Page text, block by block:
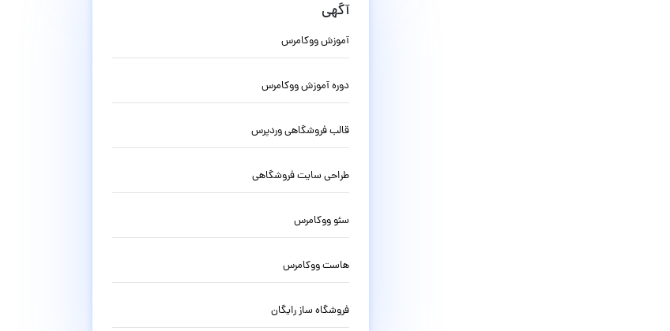
آگهی
آموزش ووکامرس
دوره آموزش ووکامرس
قالب فروشگاهی وردپرس
طراحی سایت فروشگاهی
سئو ووکامرس
هاست ووکامرس
فروشگاه ساز رایگان